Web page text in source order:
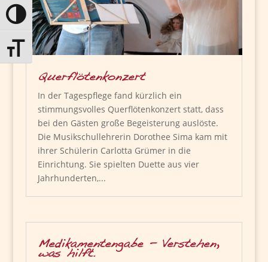
Umschalten auf hohe Kontraste
Schrift vergrößern
Querflötenkonzert
In der Tagespflege fand kürzlich ein
stimmungsvolles Querflötenkonzert statt, dass
bei den Gästen große Begeisterung auslöste.
Die Musikschullehrerin Dorothee Sima kam mit
ihrer Schülerin Carlotta Grümer in die
Einrichtung. Sie spielten Duette aus vier
Jahrhunderten,...
Medikamentengabe – Verstehen,
was hilft.